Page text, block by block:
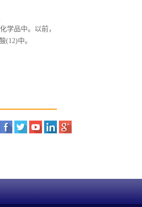
学品中。以前，
(12)中。